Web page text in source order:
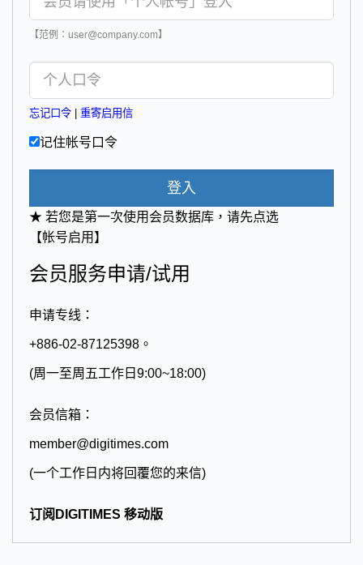
【范例：user@company.com】
忘记口令 重寄启用信
记住帐号口令
登入
★ 若您是第一次使用会员数据库，请先点选
【帐号启用】
会员服务申请/试用
申请专线：
+886-02-87125398。
(周一至周五工作日9:00~18:00)
会员信箱：
member@digitimes.com
(一个工作日内将回覆您的来信)
订阅DIGITIMES 移动版